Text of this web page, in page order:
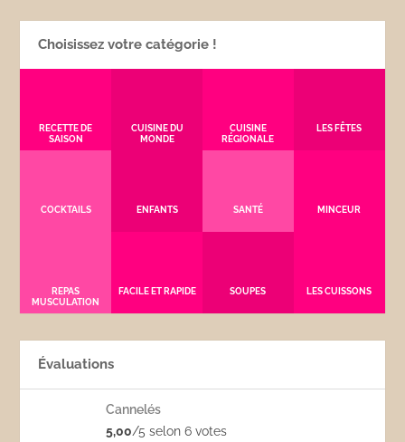
Choisissez votre catégorie !
RECETTE DE
SAISON
CUISINE DU
MONDE
CUISINE
RÉGIONALE
LES FÊTES
COCKTAILS ENFANTS SANTÉ MINCEUR
REPAS
MUSCULATION
FACILE ET RAPIDE SOUPES LES CUISSONS
Évaluations
Cannelés
5,00/5 selon 6votes